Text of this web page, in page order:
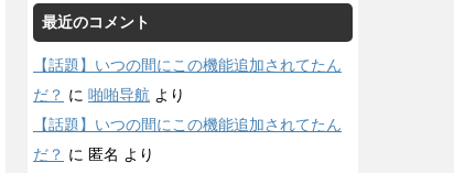
最近のコメント
【話題】いつの間にこの機能追加されてたん
だ？ に 啪啪导航 より
【話題】いつの間にこの機能追加されてたん
だ？ に 匿名 より